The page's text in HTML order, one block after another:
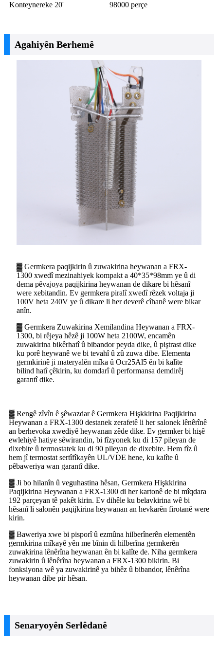
Konteynereke 20'
98000 perçe
Agahiyên Berhemê
▓ Germkera paqijkirin û zuwakirina heywanan a FRX-
1300 xwedî mezinahiyek kompakt a 40*35*98mm ye û di
dema pêvajoya paqijkirina heywanan de dikare bi hêsanî
were xebitandin. Ev germkera piralî xwedî rêzek voltaja ji
100V heta 240V ye û dikare li her deverê cîhanê were bikar
anîn.
▓ Germkera Zuwakirina Xemilandina Heywanan a FRX-
1300, bi rêjeya hêzê ji 100W heta 2100W, encamên
zuwakirina bikêrhatî û bibandor peyda dike, û piştrast dike
ku porê heywanê we bi tevahî û zû zuwa dibe. Elementa
germkirinê ji materyalên mîka û Ocr25Al5 ên bi kalîte
bilind hatî çêkirin, ku domdarî û performansa demdirêj
garantî dike.
▓ Rengê zîvîn ê şêwazdar ê Germkera Hişkkirina Paqijkirina
Heywanan a FRX-1300 destanek zerafetê li her salonek lênêrînê
an berhevoka xwediyê heywanan zêde dike. Ev germker bi hişê
ewlehiyê hatiye sêwirandin, bi fîzyonek ku di 157 pileyan de
dixebite û termostatek ku di 90 pileyan de dixebite. Hem fîz û
hem jî termostat sertîfîkayên UL/VDE hene, ku kalîte û
pêbaweriya wan garantî dike.
▓ Ji bo hilanîn û veguhastina hêsan, Germkera Hişkkirina
Paqijkirina Heywanan a FRX-1300 di her kartonê de bi mîqdara
192 parçeyan tê pakêt kirin. Ev dihêle ku belavkirina wê bi
hêsanî li salonên paqijkirina heywanan an hevkarên firotanê were
kirin.
▓ Baweriya xwe bi pisporî û ezmûna hilberînerên elementên
germkirina mîkayê yên me bînin di hilberîna germkerên
zuwakirina lênêrîna heywanan ên bi kalîte de. Niha germkera
zuwakirin û lênêrîna heywanan a FRX-1300 bikirin. Bi
fonksiyona wê ya zuwakirinê ya bihêz û bibandor, lênêrîna
heywanan dibe pir hêsan.
Senaryoyên Serlêdanê